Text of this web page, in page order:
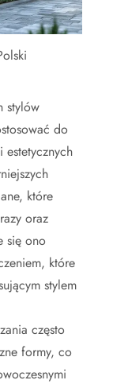
stylów
do
które
oraz
się ono
które
stylem
często
formy, co